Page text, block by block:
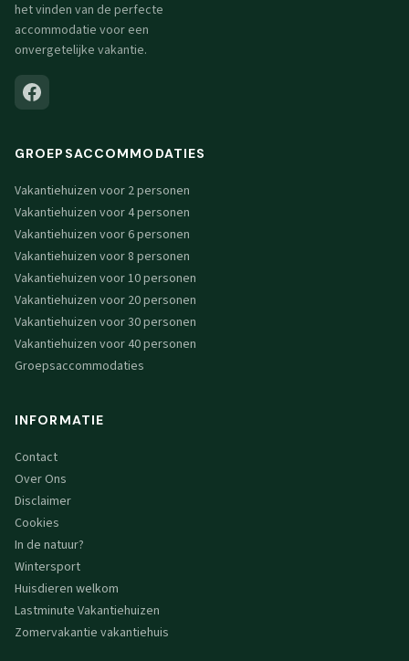
het vinden van de perfecte
accommodatie voor een
onvergetelijke vakantie.
GROEPSACCOMMODATIES
Vakantiehuizen voor 2 personen
Vakantiehuizen voor 4 personen
Vakantiehuizen voor 6 personen
Vakantiehuizen voor 8 personen
Vakantiehuizen voor 10 personen
Vakantiehuizen voor 20 personen
Vakantiehuizen voor 30 personen
Vakantiehuizen voor 40 personen
Groepsaccommodaties
INFORMATIE
Contact
Over Ons
Disclaimer
Cookies
In de natuur?
Wintersport
Huisdieren welkom
Lastminute Vakantiehuizen
Zomervakantie vakantiehuis